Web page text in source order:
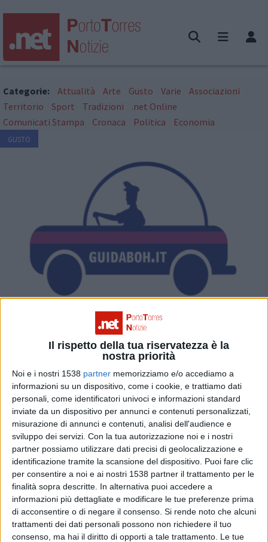
Il rispetto della tua riservatezza è la
nostra priorità
Noi e i nostri 1538 partner memorizziamo e/o accediamo a
informazioni su un dispositivo, come i cookie, e trattiamo dati
personali, come identificatori univoci e informazioni standard
inviate da un dispositivo per annunci e contenuti personalizzati,
misurazione di annunci e contenuti, analisi dell'audience e
sviluppo dei servizi. Con la tua autorizzazione noi e i nostri
partner possiamo utilizzare dati precisi di geolocalizzazione e
identificazione tramite la scansione del dispositivo. Puoi fare clic
per consentire a noi e ai nostri 1538 partner il trattamento per le
finalità sopra descritte. In alternativa puoi accedere a
informazioni più dettagliate e modificare le tue preferenze prima
di acconsentire o di negare il consenso. Si rende noto che alcuni
trattamenti dei dati personali possono non richiedere il tuo
consenso, ma hai il diritto di opporti a tale trattamento. Le tue
Categorie: Attualità Arte Gusto Varie
Associazioni
Territorio
Sport Tradizioni
.net Online
Comunicati Stampa
Cronaca Politica Economia
GUSTO
Bere, divertirsi e muoversi in sicurezza.